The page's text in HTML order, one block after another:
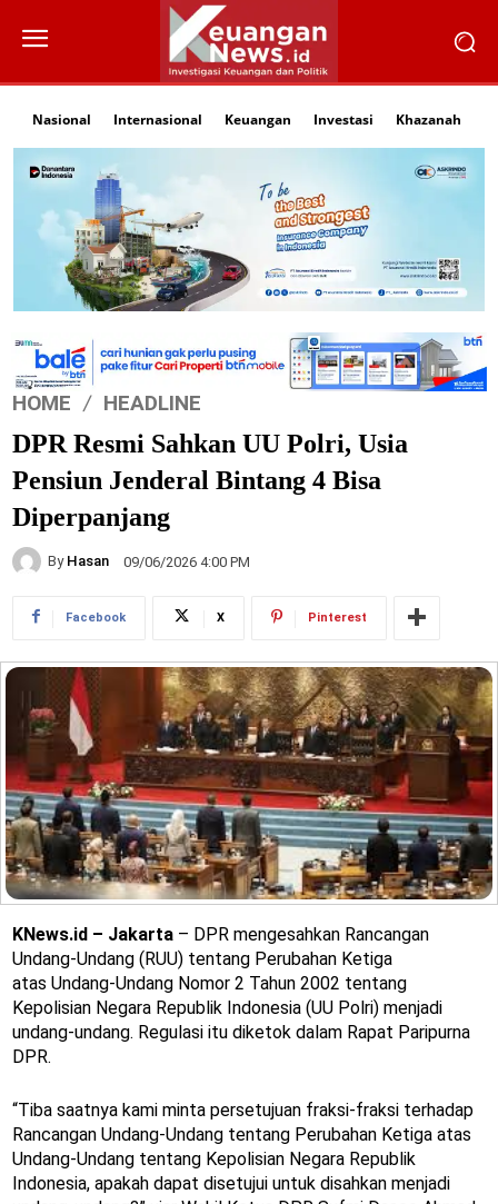
Nasional Internasional Keuangan Investasi Khazanah
HOME HEADLINE
DPR Resmi Sahkan UU Polri, Usia
Pensiun Jenderal Bintang 4 Bisa
Diperpanjang
By Hasan 09/06/2026 4:00 PM
Facebook X Pinterest
KNews.id – Jakarta – DPR mengesahkan Rancangan
Undang-Undang (RUU) tentang Perubahan Ketiga
atas Undang-Undang Nomor 2 Tahun 2002 tentang
Kepolisian Negara Republik Indonesia (UU Polri) menjadi
undang-undang. Regulasi itu diketok dalam Rapat Paripurna
DPR.
“Tiba saatnya kami minta persetujuan fraksi-fraksi terhadap
Rancangan Undang-Undang tentang Perubahan Ketiga atas
Undang-Undang tentang Kepolisian Negara Republik
Indonesia, apakah dapat disetujui untuk disahkan menjadi